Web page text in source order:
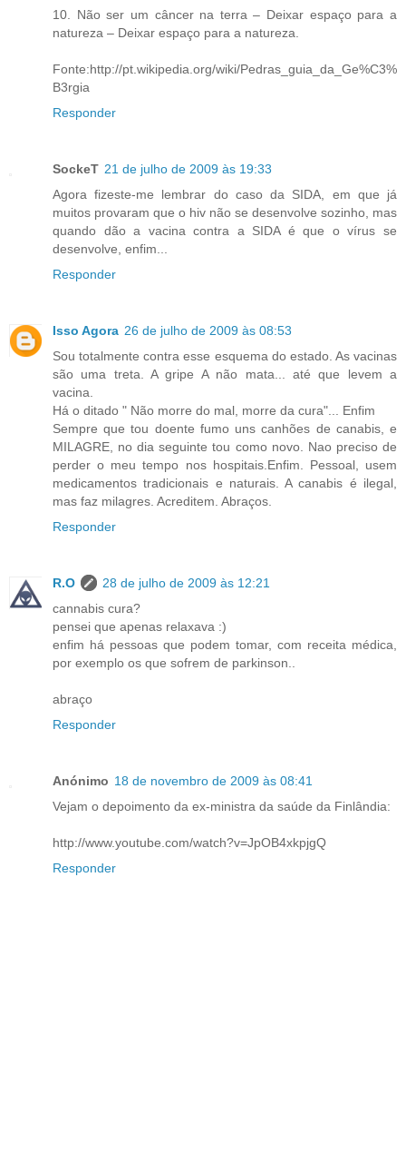
10. Não ser um câncer na terra – Deixar espaço para a
natureza – Deixar espaço para a natureza.
Fonte:http://pt.wikipedia.org/wiki/Pedras_guia_da_Ge%C3%
B3rgia
Responder
SockeT 21 de julho de 2009 às 19:33
Agora fizeste-me lembrar do caso da SIDA, em que já
muitos provaram que o hiv não se desenvolve sozinho, mas
quando dão a vacina contra a SIDA é que o vírus se
desenvolve, enfim...
Responder
Isso Agora 26 de julho de 2009 às 08:53
Sou totalmente contra esse esquema do estado. As vacinas
são uma treta. A gripe A não mata... até que levem a
vacina.
Há o ditado " Não morre do mal, morre da cura"... Enfim
Sempre que tou doente fumo uns canhões de canabis, e
MILAGRE, no dia seguinte tou como novo. Nao preciso de
perder o meu tempo nos hospitais.Enfim. Pessoal, usem
medicamentos tradicionais e naturais. A canabis é ilegal,
mas faz milagres. Acreditem. Abraços.
Responder
R.O
28 de julho de 2009 às 12:21
cannabis cura?
pensei que apenas relaxava :)
enfim há pessoas que podem tomar, com receita médica,
por exemplo os que sofrem de parkinson..
abraço
Responder
Anónimo 18 de novembro de 2009 às 08:41
Vejam o depoimento da ex-ministra da saúde da Finlândia:
http://www.youtube.com/watch?v=JpOB4xkpjgQ
Responder